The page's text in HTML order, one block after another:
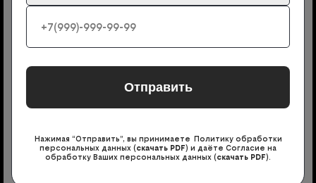
от билайна?
Бесплатные информационные
телефоны «билайн»
Полезные короткие команды
Нажимая “Отправить”, вы принимаете Политику обработки
персональных данных (скачать PDF) и даёте Согласие на
обработку Ваших персональных данных (скачать PDF).